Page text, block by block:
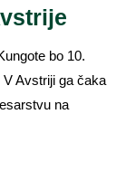
bo 10.
Avstriji ga čaka
na